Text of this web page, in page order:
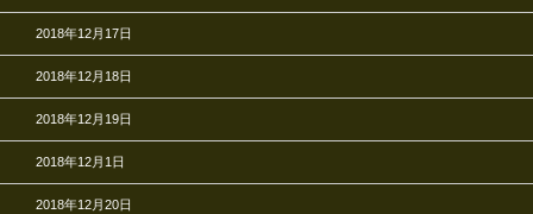
2018年12月17日
2018年12月18日
2018年12月19日
2018年12月1日
2018年12月20日